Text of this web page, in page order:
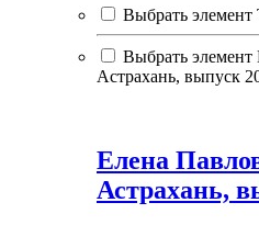
Выбрать элемент
Выбрать
Астрахань, выпуск
Елена
Астрахань,